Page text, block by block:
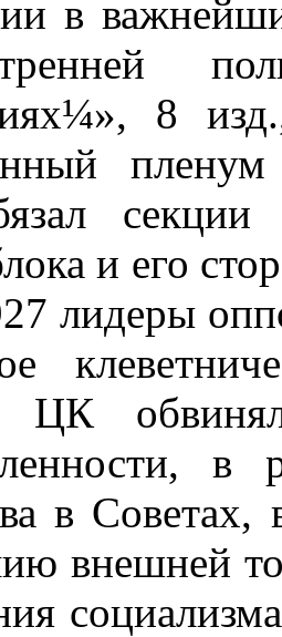
в
¼», 8
секции
и его
лидеры
ЦК
в
в
внешней